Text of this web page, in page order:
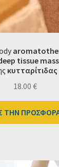
tissue
κυτταρίτιδας
18.00 €
ΤΗΝ